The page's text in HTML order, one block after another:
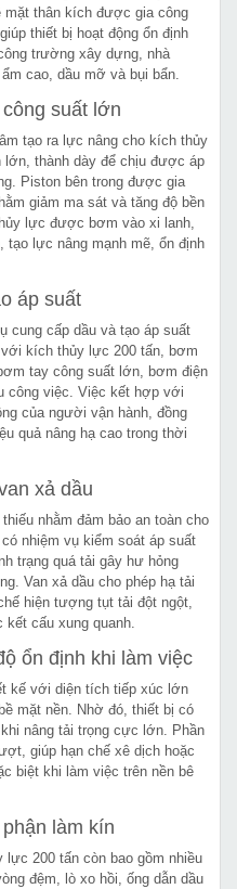
mặt thân kích được gia công
thiết bị hoạt động ổn định
trường xây dựng, nhà
cao, dầu mỡ và bụi bẩn.
suất lớn
tạo ra lực nâng cho kích thủy
thành dày để chịu được áp
Piston bên trong được gia
giảm ma sát và tăng độ bền
lực được bơm vào xi lanh,
tạo lực nâng mạnh mẽ, ổn định
áp suất
cung cấp dầu và tạo áp suất
kích thủy lực 200 tấn, bơm
tay công suất lớn, bơm điện
công việc. Việc kết hợp với
của người vận hành, đồng
quả nâng hạ cao trong thời
xả dầu
nhằm đảm bảo an toàn cho
nhiệm vụ kiểm soát áp suất
trạng quá tải gây hư hỏng
Van xả dầu cho phép hạ tải
hiện tượng tụt tải đột ngột,
cấu xung quanh.
ổn định khi làm việc
kế với diện tích tiếp xúc lớn
mặt nền. Nhờ đó, thiết bị có
nâng tải trọng cực lớn. Phần
giúp hạn chế xê dịch hoặc
biệt khi làm việc trên nền bê
làm kín
200 tấn còn bao gồm nhiều
đệm, lò xo hồi, ống dẫn dầu